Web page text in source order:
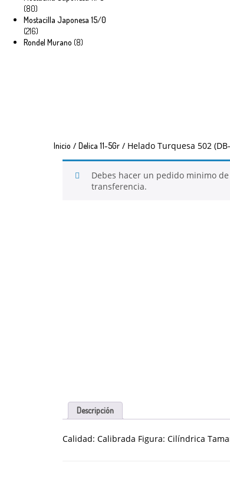
8080
productos
Mostacilla Japonesa 15/0
216216
productos
Rondel Murano 88
Inicio / Delica 11-5Gr/ Helado Turquesa 502
Debes hacer un pedido minimo de
transferencia.
Descripción
Calidad: Calibrada Figura: Cilíndrica